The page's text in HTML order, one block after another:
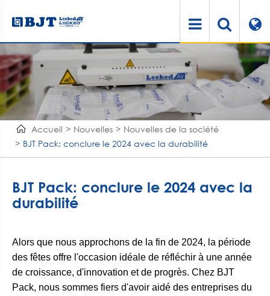
Accueil Nouvelles
Nouvelles de la société
BJT Pack: conclure le 2024 avec la durabilité
BJT Pack: conclure le 2024 avec la
durabilité
Alors que nous approchons de la fin de 2024, la période
des fêtes offre l'occasion idéale de réfléchir à une année
de croissance, d'innovation et de progrès. Chez BJT
Pack, nous sommes fiers d'avoir aidé des entreprises du